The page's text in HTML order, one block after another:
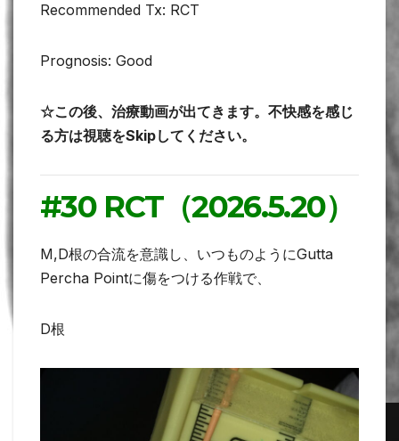
Recommended Tx: RCT
Prognosis: Good
☆この後、治療動画が出てきます。不快感を感じ
る方は視聴をSkipしてください。
#30 RCT（2026.5.20）
M,D根の合流を意識し、いつものようにGutta
Percha Pointに傷をつける作戦で、
D根